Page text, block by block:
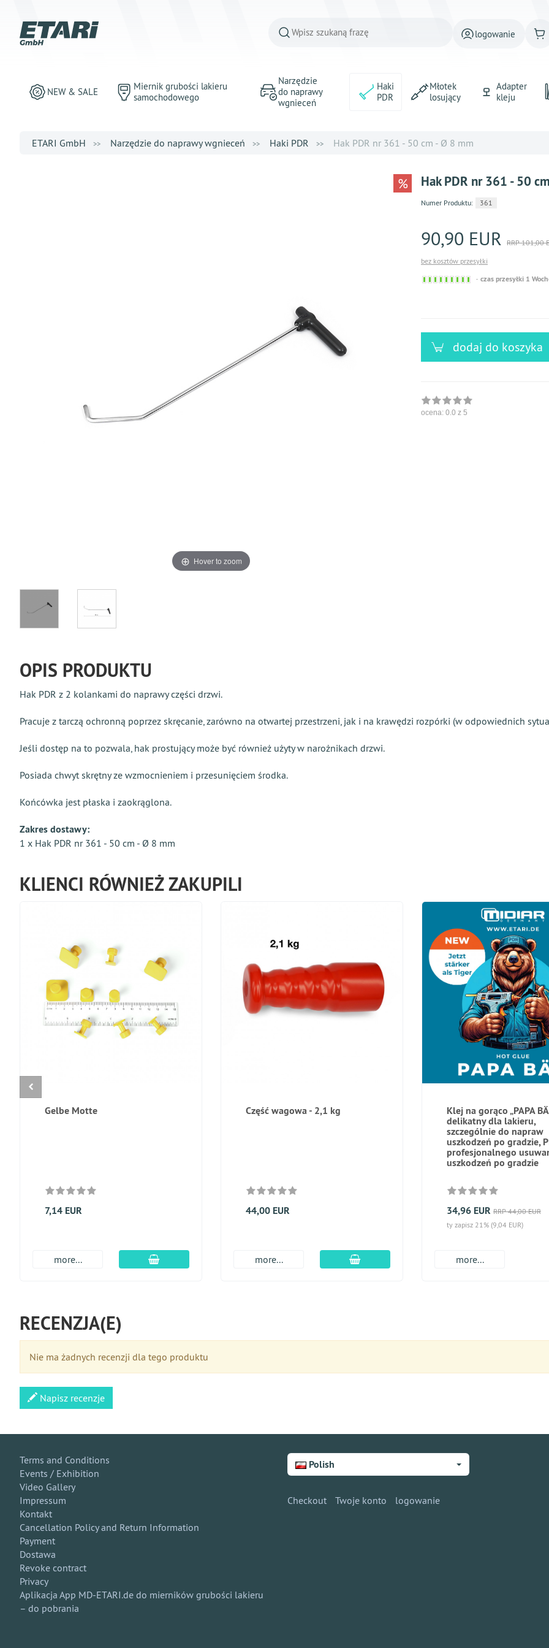
logowanie
NEW & SALE
Miernik grubości lakieru
samochodowego
Narzędzie
do naprawy
wgnieceń
Haki
PDR
Młotek
losujący
Adapter
kleju
ETARI GmbH Narzędzie do naprawy wgnieceń Haki PDR Hak PDR nr 361 - 50 cm - Ø 8 mm
Hover to zoom
% Hak PDR nr 361 - 50
Numer Produktu: 361
90,90 EUR RRP 101,00
bez kosztów przesyłki
Sofort
czas przesyłki 1
dodaj do koszyka
ocena: 0.0 z 5
OPIS PRODUKTU
Hak PDR z 2 kolankami do naprawy części drzwi.
Pracuje z tarczą ochronną poprzez skręcanie, zarówno na otwartej przestrzeni, jak i na krawędzi rozpórki (w odpowiednich
Jeśli dostęp na to pozwala, hak prostujący może być również użyty w narożnikach drzwi.
Posiada chwyt skrętny ze wzmocnieniem i przesunięciem środka.
Końcówka jest płaska i zaokrąglona.
Zakres dostawy:
1 x Hak PDR nr 361 - 50 cm - Ø 8 mm
KLIENCI RÓWNIEŻ ZAKUPILI
Gelbe Motte
7,14 EUR
more... dodaj do koszyka
Część wagowa - 2,1 kg
44,00 EUR
more... dodaj do koszyka
Klej na gorąco „PAPA
delikatny dla lakieru,
szczególnie do napraw
uszkodzeń po gradzie,
profesjonalnego
uszkodzeń po gradzie
34,96 EUR RRP 44,00 EUR
ty zapisz 21% (9,04 EUR)
more...
RECENZJA(E)
Nie ma żadnych recenzji dla tego produktu
Napisz recenzje
Terms and Conditions
Events / Exhibition
Video Gallery
Impressum
Kontakt
Cancellation Policy and Return Information
Payment
Dostawa
Revoke contract
Privacy
Aplikacja App MD-ETARI.de do mierników grubości lakieru
– do pobrania
Polish
Checkout Twoje konto logowanie